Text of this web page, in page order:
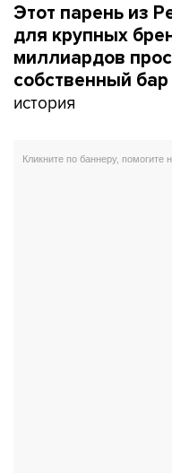
Этот парень из
для крупных
миллиардов
собственный
история